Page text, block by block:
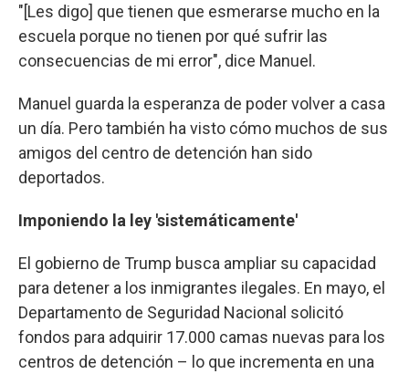
"[Les digo] que tienen que esmerarse mucho en la
escuela porque no tienen por qué sufrir las
consecuencias de mi error", dice Manuel.
Manuel guarda la esperanza de poder volver a casa
un día. Pero también ha visto cómo muchos de sus
amigos del centro de detención han sido
deportados.
Imponiendo la ley 'sistemáticamente'
El gobierno de Trump busca ampliar su capacidad
para detener a los inmigrantes ilegales. En mayo, el
Departamento de Seguridad Nacional solicitó
fondos para adquirir 17.000 camas nuevas para los
centros de detención – lo que incrementa en una